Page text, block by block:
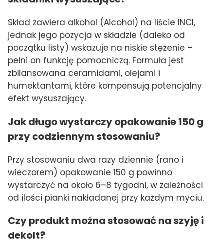
Skład zawiera alkohol (Alcohol) na liście INCI,
jednak jego pozycja w składzie (daleko od
początku listy) wskazuje na niskie stężenie –
pełni on funkcję pomocniczą. Formuła jest
zbilansowana ceramidami, olejami i
humektantami, które kompensują potencjalny
efekt wysuszający.
Jak długo wystarczy opakowanie 150 g
przy codziennym stosowaniu?
Przy stosowaniu dwa razy dziennie (rano i
wieczorem) opakowanie 150 g powinno
wystarczyć na około 6–8 tygodni, w zależności
od ilości pianki nakładanej przy każdym myciu.
Czy produkt można stosować na szyję i
dekolt?